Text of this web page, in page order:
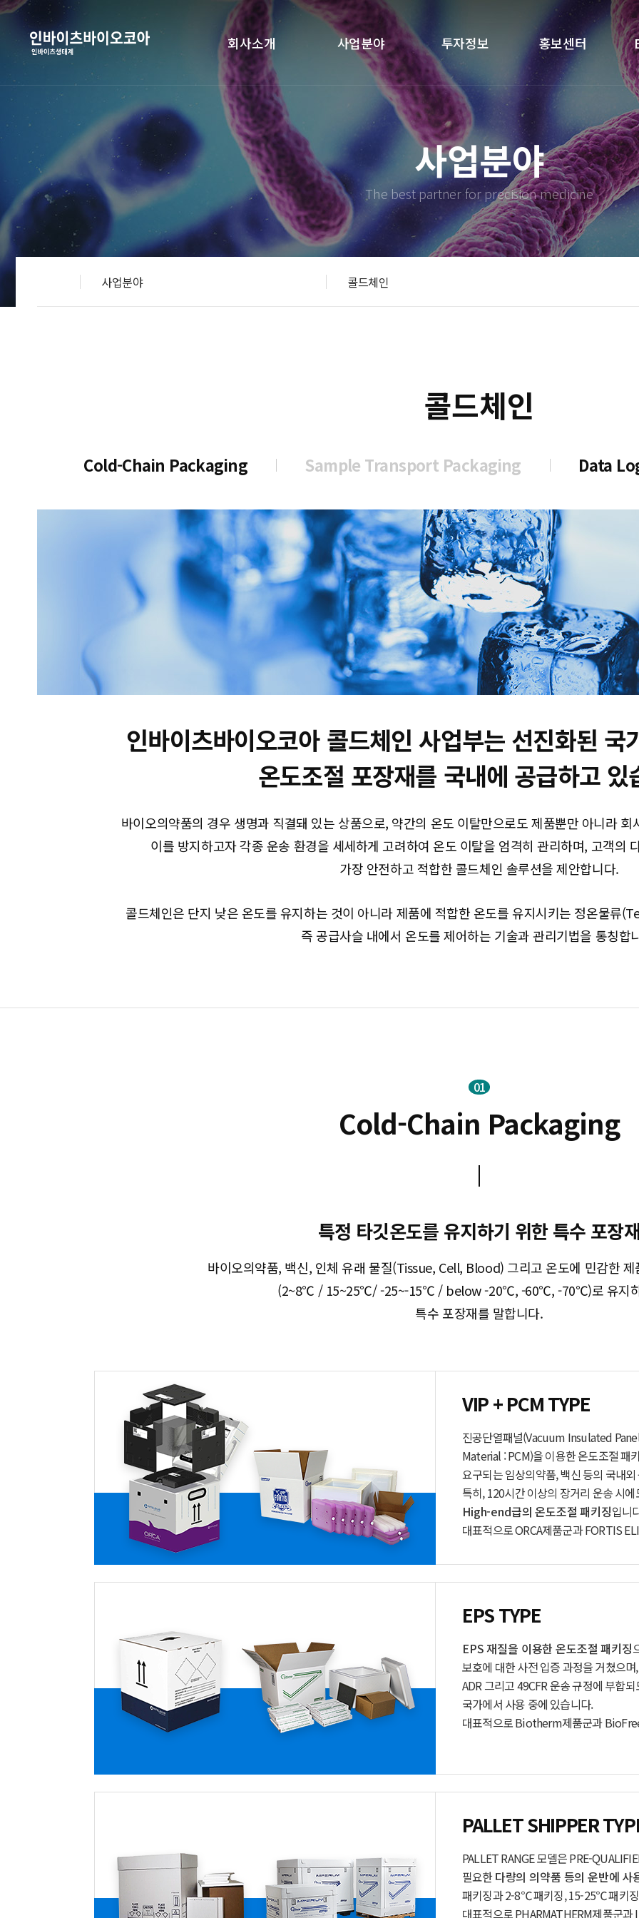
컨
텐
츠
바
기
인
바
(주)
회사소개
인바이츠생태계
기업개요
연혁
인증현황
사업분야
콜드체인
투자정보
재무정보
공시정보
IR소식
투자자문의
홍보센터
뉴스
자료실
CI
본
사업분야
The best partner for precision medicine
서
인
사업분야 콜드체인
콜드체인
Cold-Chain Packaging Sample Transport Packaging Data
인바이츠바이오코아 콜드체인 사업부는 선진화된 국
온도조절 포장재를 국내에 공급하고 있
바이오의약품의 경우 생명과 직결돼 있는 상품으로, 약간의 온도 이탈만으로도 제품뿐만 아니라
이를 방지하고자 각종 운송 환경을 세세하게 고려하여 온도 이탈을 엄격히 관리하며, 고객의
가장 안전하고 적합한 콜드체인 솔루션을 제안합니다.
콜드체인은 단지 낮은 온도를 유지하는 것이 아니라 제품에 적합한 온도를 유지시키는 정온물
즉 공급사슬 내에서 온도를 제어하는 기술과 관리기법을 통칭합
Cold-Chain Packaging
특정 타깃온도를 유지하기 위한특수 포장
바이오의약품, 백신, 인체 유래 물질(Tissue, Cell, Blood) 그리고 온도에 민감한
(2~8℃ / 15~25℃/ -25~-15℃ / below -20℃, -60℃, -70℃)로 유지
특수 포장재를 말합니다.
VIP + PCM TYPE
진공단열패널(Vacuum Insulated
Material : PCM)을 이용한 온도조절 패
요구되는 임상의약품, 백신 등의 국내
특히, 120시간 이상의 장거리 운송 시
High-end급의 온도조절 패키징입니
대표적으로 ORCA제품군과 FORTIS
EPS TYPE
EPS 재질을 이용한 온도조절 패키징
보호에 대한 사전 입증 과정을 거쳤으
ADR 그리고 49CFR 운송 규정에 부합
국가에서 사용 중에 있습니다.
대표적으로 Biotherm제품군과
PALLET SHIPPER
PALLET RANGE 모델은 PRE-
필요한다량의 의약품 등의 운반에 사
패키징과2-8℃ 패키징,15-25℃ 패키징
대표적으로 PHARMATHERM제품군